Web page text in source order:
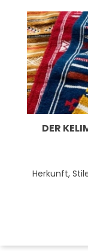
DER
Herkunft,